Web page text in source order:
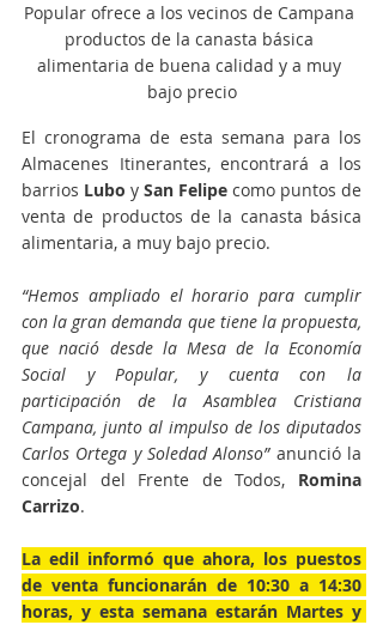
Popular ofrece a los vecinos de Campana
productos de la canasta básica
alimentaria de buena calidad y a muy
bajo precio
El cronograma de esta semana para los
Almacenes Itinerantes, encontrará a los
barrios Lubo y San Felipe como puntos de
venta de productos de la canasta básica
alimentaria, a muy bajo precio.
“Hemos ampliado el horario para cumplir
con la gran demanda que tiene la propuesta,
que nació desde la Mesa de la Economía
Social y Popular, y cuenta con la
participación de la Asamblea Cristiana
Campana, junto al impulso de los diputados
Carlos Ortega y Soledad Alonso” anunció la
concejal del Frente de Todos, Romina
Carrizo.
La edil informó que ahora, los puestos
de venta funcionarán de 10:30 a 14:30
horas, y esta semana estarán Martes y